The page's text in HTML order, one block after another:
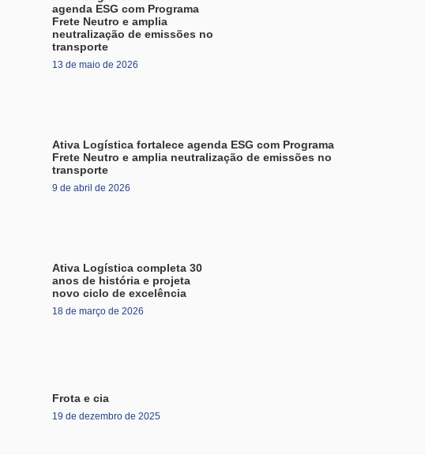
agenda ESG com Programa
Frete Neutro e amplia
neutralização de emissões no
transporte
13 de maio de 2026
Ativa Logística fortalece agenda ESG com Programa
Frete Neutro e amplia neutralização de emissões no
transporte
9 de abril de 2026
Ativa Logística completa 30
anos de história e projeta
novo ciclo de excelência
18 de março de 2026
Frota e cia
19 de dezembro de 2025